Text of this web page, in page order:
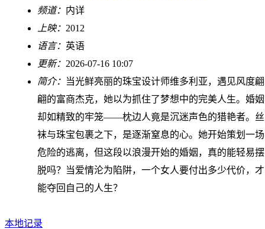
频道： 内详
上映： 2012
语言： 英语
更新： 2026-07-16 10:07
简介： 当光鲜亮丽的珠宝设计师维多利亚，遇见风度翩
翩的富商杰克，她以为抓住了梦想中的完美人生。婚姻
却如精致的牢笼——枕边人竟是沉迷声色的猎艳者。丝
袜与珠宝包裹之下，是逐渐窒息的心。她开始策划一场
危险的逃离，但这段以浪漫开始的婚姻，真的能轻易摆
脱吗？当爱情沦为陷阱，一个女人要付出多少代价，才
能夺回自己的人生？
本地记录